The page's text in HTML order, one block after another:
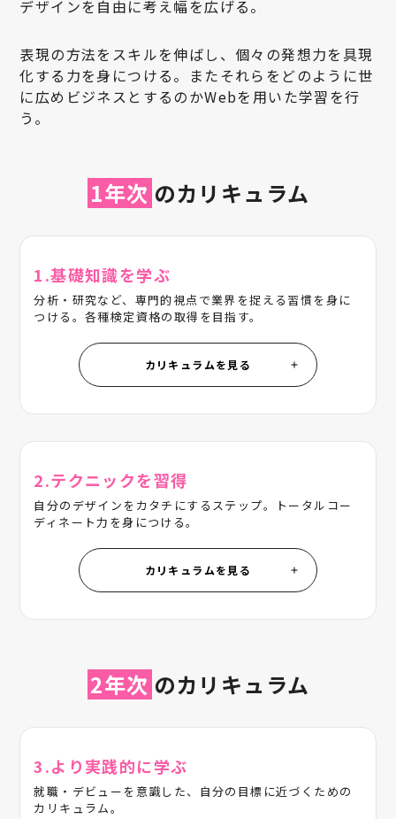
デザインを自由に考え幅を広げる。
表現の方法をスキルを伸ばし、個々の発想力を具現
化する力を身につける。またそれらをどのように世
に広めビジネスとするのかWebを用いた学習を行
う。
1年次 のカリキュラム
1.基礎知識を学ぶ
分析・研究など、専門的視点で業界を捉える習慣を身に
つける。各種検定資格の取得を目指す。
カリキュラムを見る
2.テクニックを習得
自分のデザインをカタチにするステップ。トータルコー
ディネート力を身につける。
カリキュラムを見る
2年次 のカリキュラム
3.より実践的に学ぶ
就職・デビューを意識した、自分の目標に近づくための
カリキュラム。